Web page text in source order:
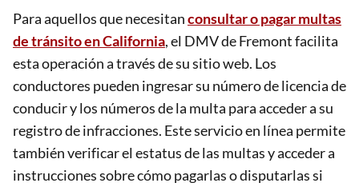
Para aquellos que necesitanconsultar o pagar multas
de tránsito en California, el DMV de Fremont facilita
esta operación a través de su sitio web. Los
conductores pueden ingresar su número de licencia de
conducir y los números de la multa para acceder a su
registro de infracciones. Este servicio en línea permite
también verificar el estatus de las multas y acceder a
instrucciones sobre cómo pagarlas o disputarlas si